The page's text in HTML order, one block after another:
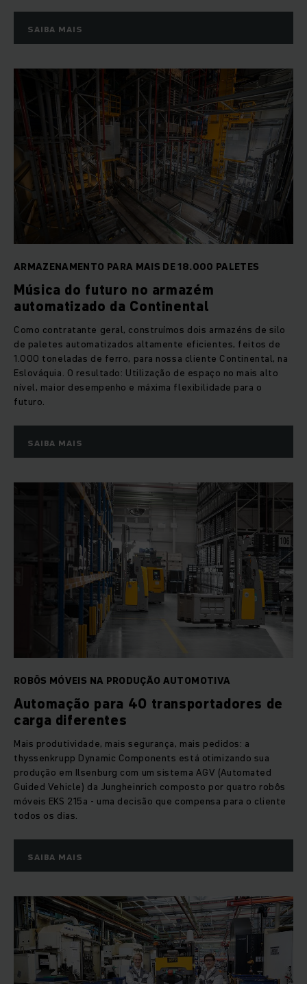
SAIBA MAIS
ARMAZENAMENTO PARA MAIS DE 18.000 PALETES
Música do futuro no armazém
automatizado da Continental
Como contratante geral, construímos dois armazéns de silo
de paletes automatizados altamente eficientes, feitos de
1.000 toneladas de ferro, para nossa cliente Continental, na
Eslováquia. O resultado: Utilização de espaço no mais alto
nível, maior desempenho e máxima flexibilidade para o
futuro.
SAIBA MAIS
ROBÔS MÓVEIS NA PRODUÇÃO AUTOMOTIVA
Automação para 40 transportadores de
carga diferentes
Mais produtividade, mais segurança, mais pedidos: a
thyssenkrupp Dynamic Components está otimizando sua
produção em Ilsenburg com um sistema AGV (Automated
Guided Vehicle) da Jungheinrich composto por quatro robôs
móveis EKS 215a - uma decisão que compensa para o cliente
todos os dias.
SAIBA MAIS